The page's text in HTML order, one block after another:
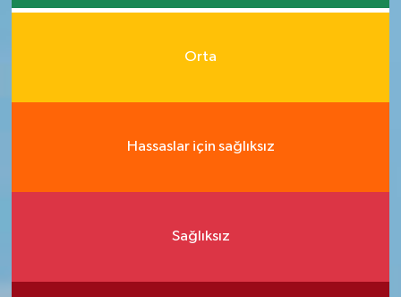
Orta
Hassaslar için sağlıksız
Sağlıksız